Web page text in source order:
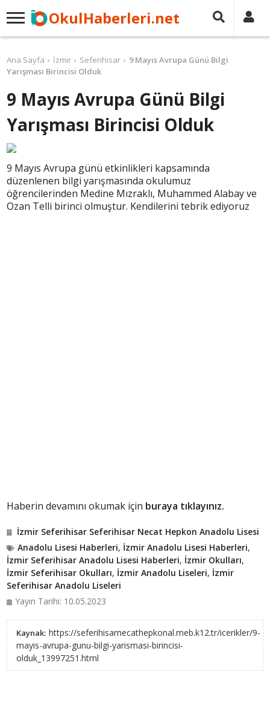
OkulHaberleri.net
Ana Sayfa İzmir Seferihisar
9 Mayıs Avrupa Günü Bilgi
Yarışması Birincisi Olduk
9 Mayıs Avrupa Günü Bilgi
Yarışması Birincisi Olduk
9 Mayıs Avrupa günü etkinlikleri kapsamında
düzenlenen bilgi yarışmasında okulumuz
öğrencilerinden Medine Mızraklı, Muhammed Alabay ve
Ozan Telli birinci olmuştur. Kendilerini tebrik ediyoruz
Haberin devamını okumak için buraya tıklayınız.
İzmir Seferihisar Seferihisar Necat Hepkon Anadolu Lisesi
Anadolu Lisesi Haberleri, İzmir Anadolu Lisesi Haberleri,
İzmir Seferihisar Anadolu Lisesi Haberleri, İzmir Okulları,
İzmir Seferihisar Okulları, İzmir Anadolu Liseleri, İzmir
Seferihisar Anadolu Liseleri
Yayın Tarihi: 10.05.2023
Kaynak: https://seferihisarnecathepkonal.meb.k12.tr/icerikler/9-
mayis-avrupa-gunu-bilgi-yarismasi-birincisi-
olduk_13997251.html